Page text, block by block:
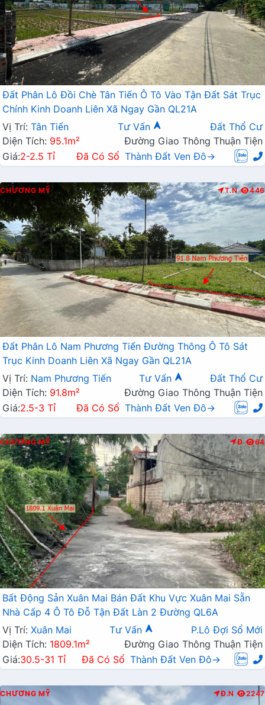
Đất Phân Lô Đồi Chè Tân Tiến Ô Tô Vào Tận Đất Sát Trục
Chính Kinh Doanh Liên Xã Ngay Gần QL21A
Vị Trí: Tân Tiến Tư Vấn
Đất Thổ Cư
Diện Tích: 95.1m²
Đường Giao Thông Thuận Tiện
Giá:2-2.5 Tỉ Đã Có Sổ Thành Đất Ven Đô→
CHƯƠNG MỸ T.N 446
Đất Phân Lô Nam Phương Tiến Đường Thông Ô Tô Sát
Trục Kinh Doanh Liên Xã Ngay Gần QL21A
Vị Trí: Nam Phương Tiến Tư Vấn
Đất Thổ Cư
Diện Tích: 91.8m²
Đường Giao Thông Thuận Tiện
Giá:2.5-3 Tỉ Đã Có Sổ Thành Đất Ven Đô→
CHƯƠNG MỸ Đ 64
Bất Động Sản Xuân Mai Bán Đất Khu Vực Xuân Mai Sẵn
Nhà Cấp 4 Ô Tô Đỗ Tận Đất Làn 2 Đường QL6A
Vị Trí: Xuân Mai Tư Vấn
P.Lô Đợi Sổ Mới
Diện Tích: 1809.1m²
Đường Giao Thông Thuận Tiện
Giá:30.5-31 Tỉ Đã Có Sổ Thành Đất Ven Đô→
CHƯƠNG MỸ Đ.N 2247